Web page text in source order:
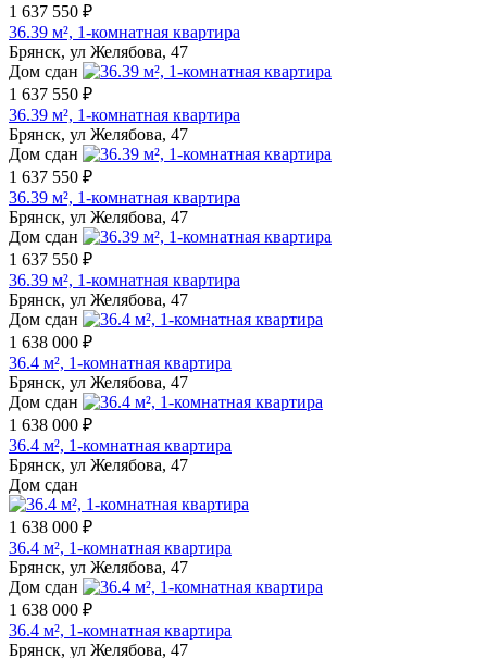
1 637 550 ₽
36.39 м², 1-комнатная квартира
Брянск, ул Желябова, 47
Дом сдан
1 637 550 ₽
36.39 м², 1-комнатная квартира
Брянск, ул Желябова, 47
Дом сдан
1 637 550 ₽
36.39 м², 1-комнатная квартира
Брянск, ул Желябова, 47
Дом сдан
1 637 550 ₽
36.39 м², 1-комнатная квартира
Брянск, ул Желябова, 47
Дом сдан
1 638 000 ₽
36.4 м², 1-комнатная квартира
Брянск, ул Желябова, 47
Дом сдан
1 638 000 ₽
36.4 м², 1-комнатная квартира
Брянск, ул Желябова, 47
Дом сдан
1 638 000 ₽
36.4 м², 1-комнатная квартира
Брянск, ул Желябова, 47
Дом сдан
1 638 000 ₽
36.4 м², 1-комнатная квартира
Брянск, ул Желябова, 47